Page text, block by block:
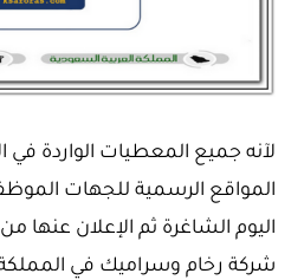
لآنه جميع المعطيات الواردة في
المواقع الرسمية للجهات
اليوم الشاغرة ثم الإعلان عنها
شركة رخام وسراميك في المملكة